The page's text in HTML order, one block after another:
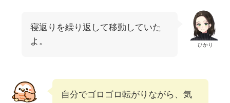
ひかり
寝返りを繰り返して移動していた
よ。
自分でゴロゴロ転がりながら、気